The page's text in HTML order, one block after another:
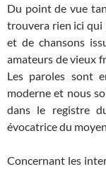
Du point de vue
trouvera rien ici qui
et de chansons
amateurs de vieux
Les paroles sont
moderne et nous
dans le registre
évocatrice du
Concernant les